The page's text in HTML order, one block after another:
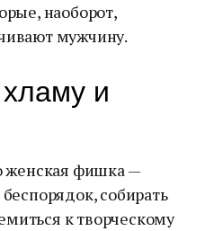
наоборот,
мужчину.
и
женская фишка —
собирать
к творческому